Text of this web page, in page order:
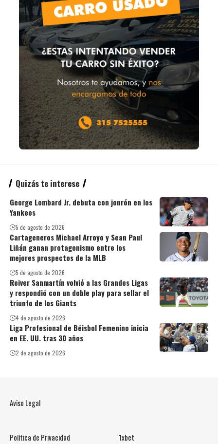
Quizás te interese
George Lombard Jr. debuta con jonrón en los
Yankees
5 de agosto de 2026
Cartageneros Michael Arroyo y Sean Paul
Liñán ganan protagonismo entre los
mejores prospectos de la MLB
5 de agosto de 2026
Reiver Sanmartín volvió a las Grandes Ligas
y respondió con un doble play para sellar el
triunfo de los Giants
4 de agosto de 2026
Liga Profesional de Béisbol Femenino inicia
en EE. UU. tras 30 años
2 de agosto de 2026
Aviso Legal
Política de Privacidad 1xbet